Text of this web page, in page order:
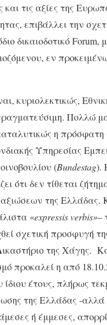
και τις αξίες της
επιβάλλει την
δικαιοδοτικό Forum,
εν
κυριολεκτικώς,
Πολλώ
η
Υπηρεσίας
(Bundestag).
ότι δεν τίθεται
της Ελλάδας.
«expressisverbis»–
σχετική προσφυγή
της Χάγης.
προκαλεί η από
ίδιου έτους, πλήρως
της Ελλάδας -αλλά
ή έμμεσες,